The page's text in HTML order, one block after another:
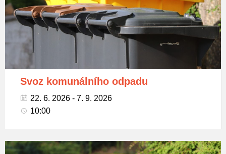
odpad
Svoz komunálního odpadu
22. 6. 2026 - 7. 9. 2026
10:00
Popelnice